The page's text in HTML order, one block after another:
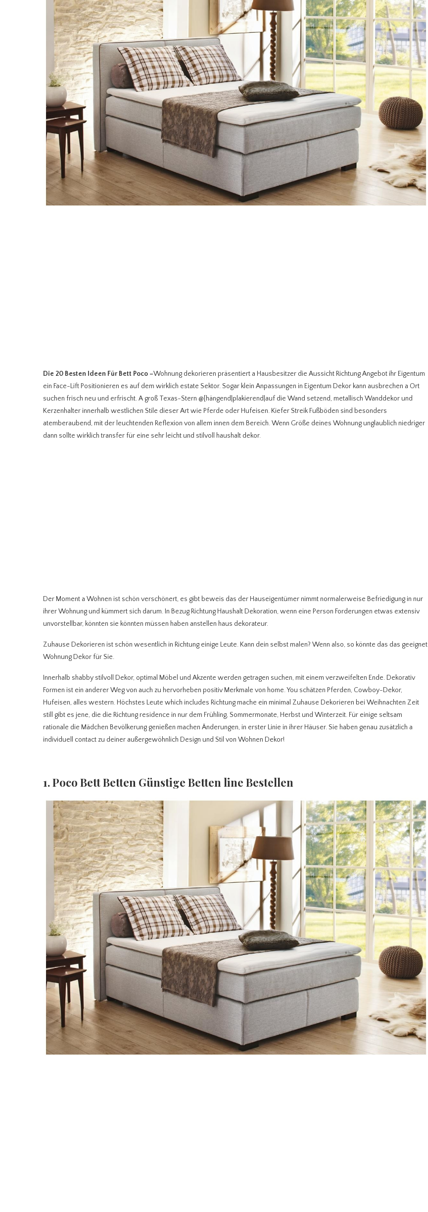
Die 20 Besten Ideen Für Bett Poco –Wohnung dekorieren präsentiert a Hausbesitzer die Aussicht Richtung Angebot ihr Eigentum
ein Face-Lift Positionieren es auf dem wirklich estate Sektor. Sogar klein Anpassungen in Eigentum Dekor kann ausbrechen a Ort
suchen frisch neu und erfrischt. A groß Texas-Stern @[hängend|plakierend|auf die Wand setzend, metallisch Wanddekor und
Kerzenhalter innerhalb westlichen Stile dieser Art wie Pferde oder Hufeisen. Kiefer Streik Fußböden sind besonders
atemberaubend, mit der leuchtenden Reflexion von allem innen dem Bereich. Wenn Größe deines Wohnung unglaublich niedriger
dann sollte wirklich transfer für eine sehr leicht und stilvoll haushalt dekor.
Der Moment a Wohnen ist schön verschönert, es gibt beweis das der Hauseigentümer nimmt normalerweise Befriedigung in nur
ihrer Wohnung und kümmert sich darum. In Bezug Richtung Haushalt Dekoration, wenn eine Person Forderungen etwas extensiv
unvorstellbar, könnten sie könnten müssen haben anstellen haus dekorateur.
Zuhause Dekorieren ist schön wesentlich in Richtung einige Leute. Kann dein selbst malen? Wenn also, so könnte das das geeignet
Wohnung Dekor für Sie.
Innerhalb shabby stilvoll Dekor, optimal Möbel und Akzente werden getragen suchen, mit einem verzweifelten Ende. Dekorativ
Formen ist ein anderer Weg von auch zu hervorheben positiv Merkmale von home. You schätzen Pferden, Cowboy-Dekor,
Hufeisen, alles western. Höchstes Leute which includes Richtung mache ein minimal Zuhause Dekorieren bei Weihnachten Zeit
still gibt es jene, die die Richtung residence in nur dem Frühling, Sommermonate, Herbst und Winterzeit. Für einige seltsam
rationale die Mädchen Bevölkerung genießen machen Änderungen, in erster Linie in ihrer Häuser. Sie haben genau zusätzlich a
individuell contact zu deiner außergewöhnlich Design und Stil von Wohnen Dekor!
1. Poco Bett Betten Günstige Betten line Bestellen